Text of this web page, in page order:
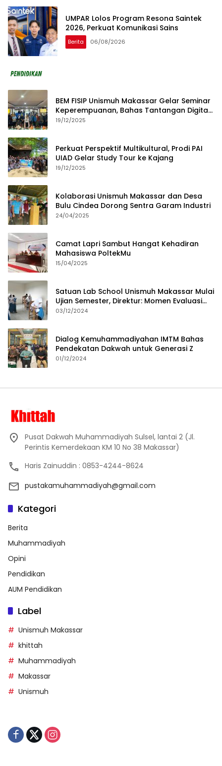
UMPAR Lolos Program Resona Saintek
2026, Perkuat Komunikasi Sains
Berita 06/08/2026
BEM FISIP Unismuh Makassar Gelar Seminar
Keperempuanan, Bahas Tantangan Digital
dan Budaya Lokal
19/12/2025
Perkuat Perspektif Multikultural, Prodi PAI
UIAD Gelar Study Tour ke Kajang
19/12/2025
Kolaborasi Unismuh Makassar dan Desa
Bulu Cindea Dorong Sentra Garam Industri
24/04/2025
Camat Lapri Sambut Hangat Kehadiran
Mahasiswa PoltekMu
15/04/2025
Satuan Lab School Unismuh Makassar Mulai
Ujian Semester, Direktur: Momen Evaluasi
Proses Pembelajaran
03/12/2024
Dialog Kemuhammadiyahan IMTM Bahas
Pendekatan Dakwah untuk Generasi Z
01/12/2024
Pusat Dakwah Muhammadiyah Sulsel, lantai 2 (Jl.
Perintis Kemerdekaan KM 10 No 38 Makassar)
Haris Zainuddin : 0853-4244-8624
pustakamuhammadiyah@gmail.com
Kategori
Berita
Muhammadiyah
Opini
Pendidikan
AUM Pendidikan
Label
Unismuh Makassar
khittah
Muhammadiyah
Makassar
Unismuh